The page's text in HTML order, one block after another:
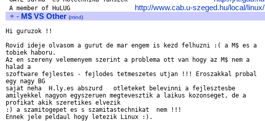
A member of HuLUG http://www.cab.u-szeged.hu/local/linux/
+ - M$ VS Other (mind)
Hi guruzok !!
Rovid ideje olvasom a gurut de mar engem is kezd felhuzni :( a M$ es a
tobiek haboru.
Az en szereny velemenyem szerint a problema ott van hogy az M$ nem a
halad a
szoftware fejlestes - fejlodes tetmeszetes utjan !!! Eroszakkal probal
egy nagy BG
sajat neha  H.ly.es abszurd   otleteket belevinni a fejlesztesbe
amilyekkel nagyon egyszeruen megtevesztik a laikus kozonseget, de a
profikat akik szeretikes elvezik
:) a szamitogepet es s szamitastechnikat  nem !!!
Ennek jele peldaul hogy letezik Linux :).